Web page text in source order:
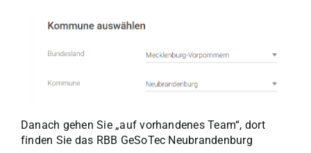
Danach gehen Sie „auf vorhandenes Team“, dort
finden Sie das RBB GeSoTec Neubrandenburg